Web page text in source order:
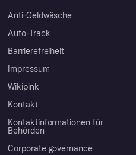
Anti-Geldwäsche
Auto-Track
Barrierefreiheit
Impressum
Wikipink
Kontakt
Kontaktinformationen für
Behörden
Corporate governance